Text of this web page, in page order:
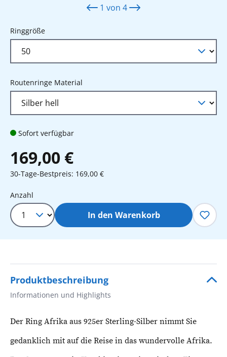
1 von 4
Ringgrößeauswählen
Routenringe Material
Sofort verfügbar
169,00 €
30-Tage-Bestpreis: 169,00 €
Produkt Anzahl: Gib den
Anzahl
In den Warenkorb
Produktbeschreibung
Informationen und Highlights
Der Ring Afrika aus 925er Sterling-Silber nimmt Sie
gedanklich mit auf die Reise in das wundervolle Afrika.